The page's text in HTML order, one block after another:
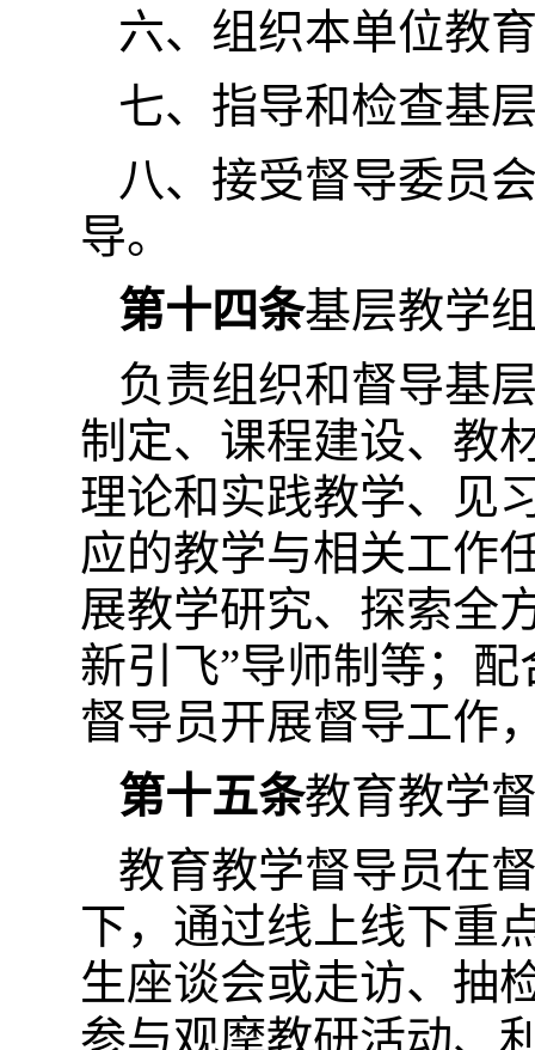
六、组织本单位教
七、指导和检查基
八、接受督导委员
导。
第十四条基层教学
负责组织和督导基
制定、课程建设、教
理论和实践教学、见
应的教学与相关工作
展教学研究、探索全
新引飞”导师制等；
督导员开展督导工作
第十五条教育教学
教育教学督导员在
下，通过线上线下重
生座谈会或走访、抽
参与观摩教研活动、